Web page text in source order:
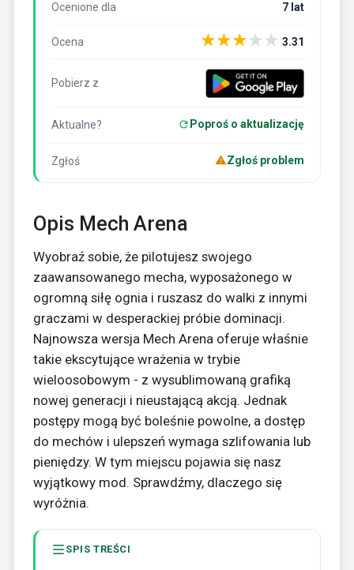
Ocenione dla 7 lat
Ocena ★★★★★ 3.31
Pobierz z
Aktualne? Poproś o aktualizację
Zgłoś Zgłoś problem
Opis Mech Arena
Wyobraź sobie, że pilotujesz swojego
zaawansowanego mecha, wyposażonego w
ogromną siłę ognia i ruszasz do walki z innymi
graczami w desperackiej próbie dominacji.
Najnowsza wersja Mech Arena oferuje właśnie
takie ekscytujące wrażenia w trybie
wieloosobowym - z wysublimowaną grafiką
nowej generacji i nieustającą akcją. Jednak
postępy mogą być boleśnie powolne, a dostęp
do mechów i ulepszeń wymaga szlifowania lub
pieniędzy. W tym miejscu pojawia się nasz
wyjątkowy mod. Sprawdźmy, dlaczego się
wyróżnia.
SPIS TREŚCI